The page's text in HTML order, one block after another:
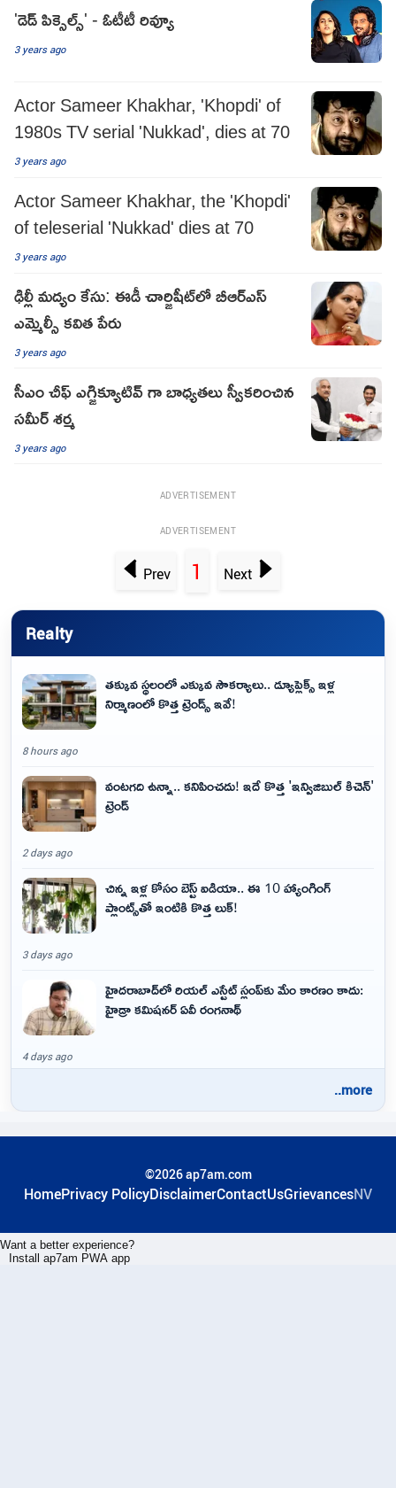
'డెడ్ పిక్సెల్స్' - ఓటీటీ రివ్యూ
3 years ago
Actor Sameer Khakhar, 'Khopdi' of
1980s TV serial 'Nukkad', dies at 70
3 years ago
Actor Sameer Khakhar, the 'Khopdi'
of teleserial 'Nukkad' dies at 70
3 years ago
ఢిల్లీ మద్యం కేసు: ఈడీ చార్జిషీట్‌లో బీఆర్ఎస్
ఎమ్మెల్సీ కవిత పేరు
3 years ago
సీఎం చీఫ్ ఎగ్జిక్యూటివ్ గా బాధ్యతలు స్వీకరించిన
సమీర్ శర్మ
3 years ago
ADVERTISEMENT
ADVERTISEMENT
Prev 1 Next
Realty
తక్కువ స్థలంలో ఎక్కువ సౌకర్యాలు.. డ్యూప్లెక్స్ ఇళ్ల
నిర్మాణంలో కొత్త ట్రెండ్స్ ఇవే!
8 hours ago
వంటగది ఉన్నా.. కనిపించదు! ఇదే కొత్త 'ఇన్విజిబుల్ కిచెన్'
ట్రెండ్
2 days ago
చిన్న ఇళ్ల కోసం బెస్ట్ ఐడియా.. ఈ 10 హ్యాంగింగ్
ప్లాంట్స్‌తో ఇంటికి కొత్త లుక్!
3 days ago
హైదరాబాద్‌లో రియల్ ఎస్టేట్ స్లంప్‌కు మేం కారణం కాదు:
హైడ్రా కమిషనర్ ఏవీ రంగనాథ్
4 days ago
..more
©2026 ap7am.com
HomePrivacy PolicyDisclaimerContactUsGrievancesNV
Want a better experience?
Install ap7am PWA app